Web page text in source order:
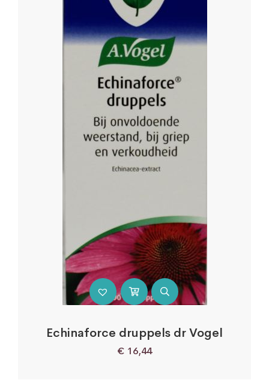
Echinaforce druppels dr Vogel
€ 16,44